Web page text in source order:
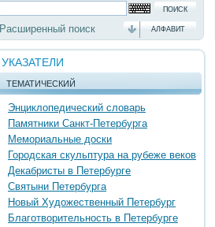
Расширенный поиск АЛФАВИТ
УКАЗАТЕЛИ
ТЕМАТИЧЕСКИЙ
Энциклопедический словарь
Памятники Санкт-Петербурга
Мемориальные доски
Городская скульптура на рубеже веков
Декабристы в Петербурге
Святыни Петербурга
Новый Художественный Петербург
Благотворительность в Петербурге